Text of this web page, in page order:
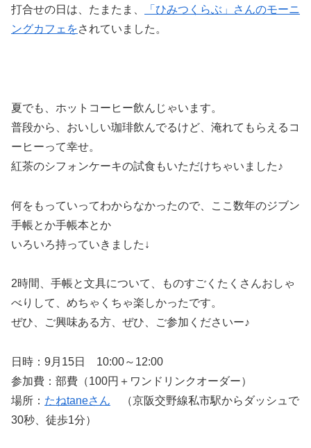
打合せの日は、たまたま、
「ひみつくらぶ」さんのモーニ
ングカフェをされていました。
夏でも、ホットコーヒー飲んじゃいます。
普段から、おいしい珈琲飲んでるけど、淹れてもらえるコ
ーヒーって幸せ。
紅茶のシフォンケーキの試食もいただけちゃいました♪
何をもっていってわからなかったので、ここ数年のジブン
手帳とか手帳本とか
いろいろ持っていきました↓
2時間、手帳と文具について、ものすごくたくさんおしゃ
べりして、めちゃくちゃ楽しかったです。
ぜひ、ご興味ある方、ぜひ、ご参加くださいー♪
日時：9月15日 10:00～12:00
参加費：部費（100円＋ワンドリンクオーダー）
場所： たねtaneさん （京阪交野線私市駅からダッシュで
30秒、徒歩1分）